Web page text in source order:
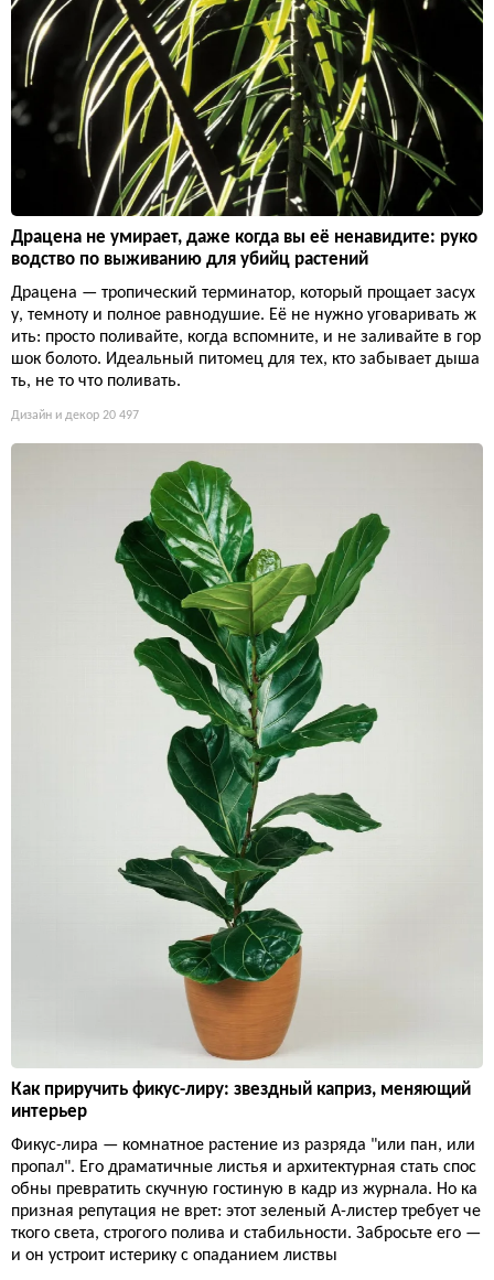
Драцена не умирает, даже когда вы её ненавидите: руко
водство по выживанию для убийц растений
Драцена — тропический терминатор, который прощает засух
у, темноту и полное равнодушие. Её не нужно уговаривать ж
ить: просто поливайте, когда вспомните, и не заливайте в гор
шок болото. Идеальный питомец для тех, кто забывает дыша
ть, не то что поливать.
Дизайн и декор 20 497
Как приручить фикус-лиру: звездный каприз, меняющий
интерьер
Фикус-лира — комнатное растение из разряда "или пан, или
пропал". Его драматичные листья и архитектурная стать спос
обны превратить скучную гостиную в кадр из журнала. Но ка
призная репутация не врет: этот зеленый А-листер требует че
ткого света, строгого полива и стабильности. Забросьте его —
и он устроит истерику с опаданием листвы